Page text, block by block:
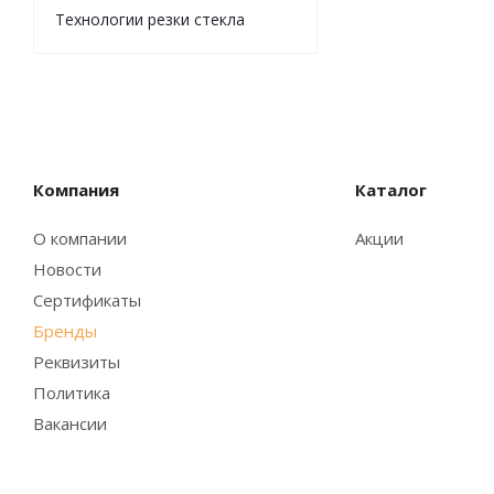
Технологии резки стекла
Компания
О компании
Новости
Сертификаты
Бренды
Реквизиты
Политика
Вакансии
Каталог
Акции